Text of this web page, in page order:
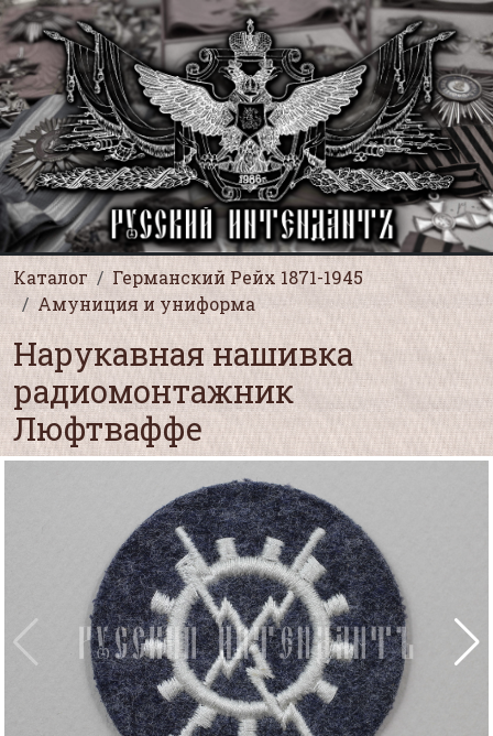
Каталог
Германский Рейх 1871-1945
Амуниция и униформа
Нарукавная нашивка
радиомонтажник
Люфтваффе